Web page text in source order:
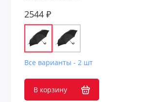
Фоторамки
Фрисби
Фурнитура
Шашки
2544 ₽
Все варианты - 2 шт
В корзину